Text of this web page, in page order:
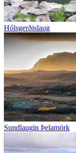
Hólsgerðislaug
Sundlaugin Þelamörk